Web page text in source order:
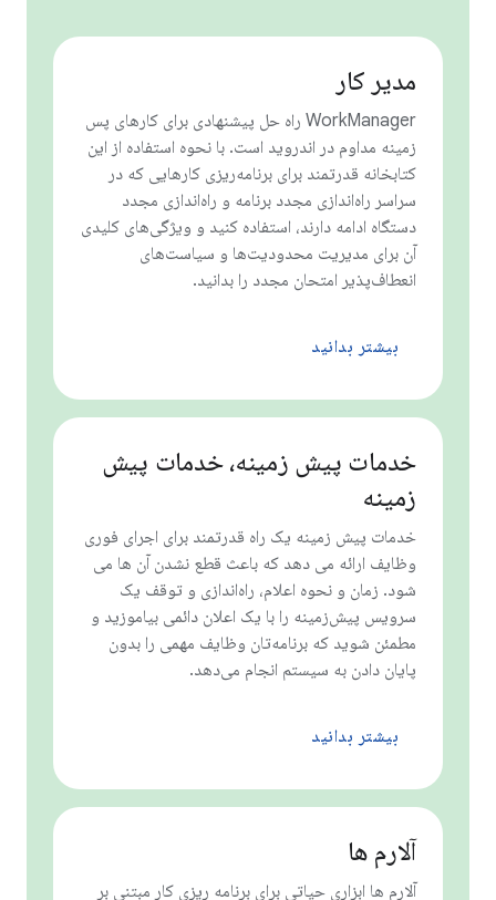
مدیر کار
WorkManager راه حل پیشنهادی برای کارهای پس
زمینه مداوم در اندروید است. با نحوه استفاده از این
کتابخانه قدرتمند برای برنامه‌ریزی کارهایی که در
سراسر راه‌اندازی مجدد برنامه و راه‌اندازی مجدد
دستگاه ادامه دارند، استفاده کنید و ویژگی‌های کلیدی
آن برای مدیریت محدودیت‌ها و سیاست‌های
انعطاف‌پذیر امتحان مجدد را بدانید.
بیشتر بدانید
خدمات پیش زمینه، خدمات پیش
زمینه
خدمات پیش زمینه یک راه قدرتمند برای اجرای فوری
وظایف ارائه می دهد که باعث قطع نشدن آن ها می
شود. زمان و نحوه اعلام، راه‌اندازی و توقف یک
سرویس پیش‌زمینه را با یک اعلان دائمی بیاموزید و
مطمئن شوید که برنامه‌تان وظایف مهمی را بدون
پایان دادن به سیستم انجام می‌دهد.
بیشتر بدانید
آلارم ها
آلارم ها ابزاری حیاتی برای برنامه ریزی کار مبتنی بر